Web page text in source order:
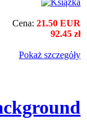
Cena: 21.50 EUR
92.45 zł
Pokaż szczegόły